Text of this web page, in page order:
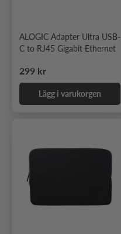
ALOGIC Adapter Ultra USB-
C to RJ45 Gigabit Ethernet
Ordinarie pris
299 kr
Lägg i varukorgen